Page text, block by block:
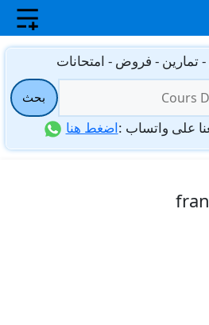
- فروض - امتحانات
بحث
على واتساب :اضغط هنا